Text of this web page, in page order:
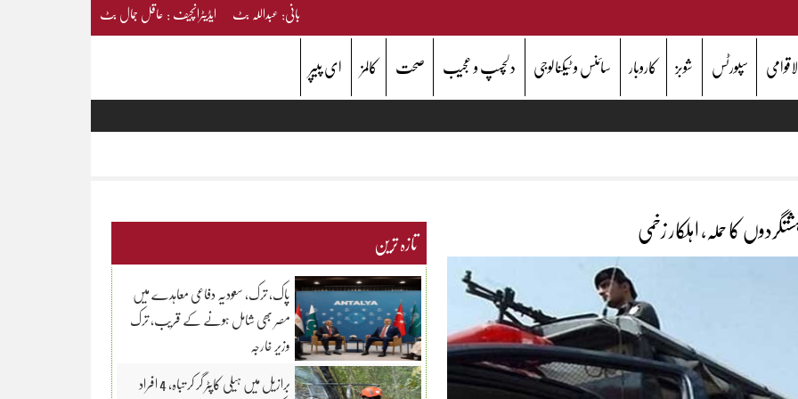
بانی: عبداللہ بٹ ایڈیٹرانچیف : عاقل جمال بٹ
سپورٹس شوبز کاروبار سائنس و ٹیکنالوجی دلچسپ و عجیب صحت کالمز ای پیپر
کا حملہ، اہلکار زخمی تازہ ترین
پاک، ترک، سعودیہ دفاعی معاہدے میں
مصر بھی شامل ہونے کے قریب، ترک
وزیر خارجہ
برازیل میں ہیلی کاپٹر گر کر تباہ، 4 افراد